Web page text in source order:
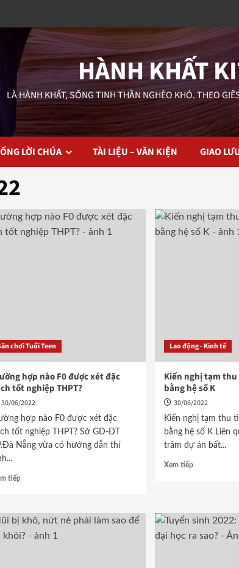
HÀNH KHẤT
LÀ HÀNH KHẤT, SỐNG TINH THẦN NGHÈO KHÓ. THEO
LỜI CHÚA TÀI LIỆU – VĂN KIỆN GIAO
chơi Tuổi Teen
hợp nào F0 được xét đặc
tốt nghiệp THPT?
30/06/2022
hợp nào F0 được xét đặc
tốt nghiệp THPT? Sở GD-ĐT
Nẵng vừa có hướng dẫn thí
tiếp
Lao động - Kinh tế
Kiến nghị tạm
bằng hệ số K
30/06/2022
Kiến nghị tạm thu
bằng hệ số K Liên
trăm dự án bất...
Xem tiếp